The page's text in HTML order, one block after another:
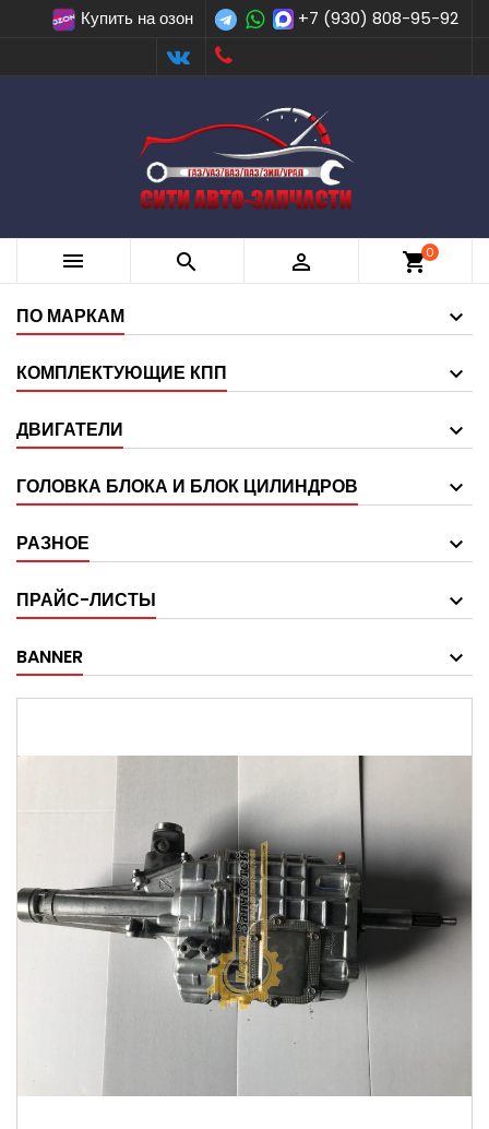
Купить на озон
+7 (930) 808-95-92
   shopping_cart0
ПО МАРКАМ
КОМПЛЕКТУЮЩИЕ КПП
ДВИГАТЕЛИ
ГОЛОВКА БЛОКА И БЛОК ЦИЛИНДРОВ
РАЗНОЕ
ПРАЙС-ЛИСТЫ
BANNER